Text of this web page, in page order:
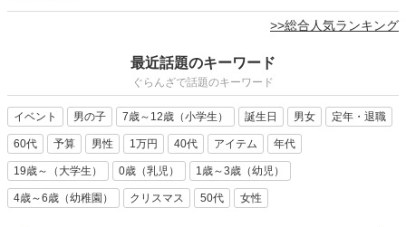
>>総合人気ランキング
最近話題のキーワード
ぐらんざで話題のキーワード
イベント 男の子 7歳～12歳（小学生） 誕生日 男女 定年・退職
60代 予算 男性 1万円 40代 アイテム 年代
19歳～（大学生） 0歳（乳児） 1歳～3歳（幼児）
4歳～6歳（幼稚園） クリスマス 50代 女性